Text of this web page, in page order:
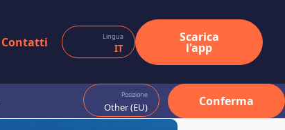
Contatti Lingua
IT
Scarica
l'app
Posizione
Other (EU) Conferma